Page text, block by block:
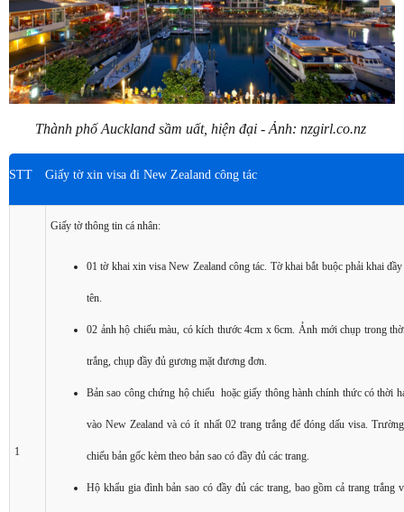
Thành phố Auckland sầm uất, hiện đại - Ảnh: nzgirl.co.nz
STT Giấy tờ xin visa đi New Zealand công tác
1
Giấy tờ thông tin cá nhân:
01 tờ khai xin visa New Zealand công tác. Tờ khai bắt buộc phải khai
tên.
02 ảnh hộ chiếu màu, có kích thước 4cm x 6cm. Ảnh mới chụp trong
trắng, chụp đầy đủ gương mặt đương đơn.
Bản sao công chứng hộ chiếu hoặc giấy thông hành chính thức có thời
vào New Zealand và có ít nhất 02 trang trắng để đóng dấu visa.
chiếu bản gốc kèm theo bản sao có đầy đủ các trang.
Hộ khẩu gia đình bản sao có đầy đủ các trang, bao gồm cả trang trắng